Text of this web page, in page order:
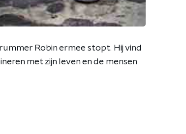
Robin ermee stopt. Hij vind
met zijn leven en de mensen